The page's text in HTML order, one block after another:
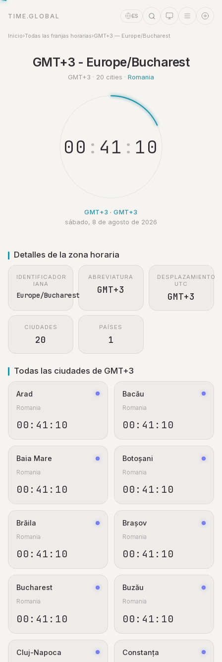
TIME.GLOBAL ES
Inicio›Todas las franjas horarias›GMT+3 — Europe/Bucharest
GMT+3 - Europe/Bucharest
GMT+3 · 20 cities · Romania
00 : 41 : 1 1
GMT+3 · GMT+3
sábado, 8 de agosto de 2026
Detalles de la zona horaria
IDENTIFICADOR
IANA
Europe/Bucharest
ABREVIATURA
GMT+3
DESPLAZAMIENTO
UTC
GMT+3
CIUDADES
20
PAÍSES
1
Todas las ciudades de GMT+3
Arad
Romania
00:41:11
Bacău
Romania
00:41:11
Baia Mare
Romania
00:41:11
Botoșani
Romania
00:41:11
Brăila
Romania
00:41:11
Brașov
Romania
00:41:11
Bucharest
Romania
00:41:11
Buzău
Romania
00:41:11
Cluj-Napoca Constanța
Asistente de tiempo